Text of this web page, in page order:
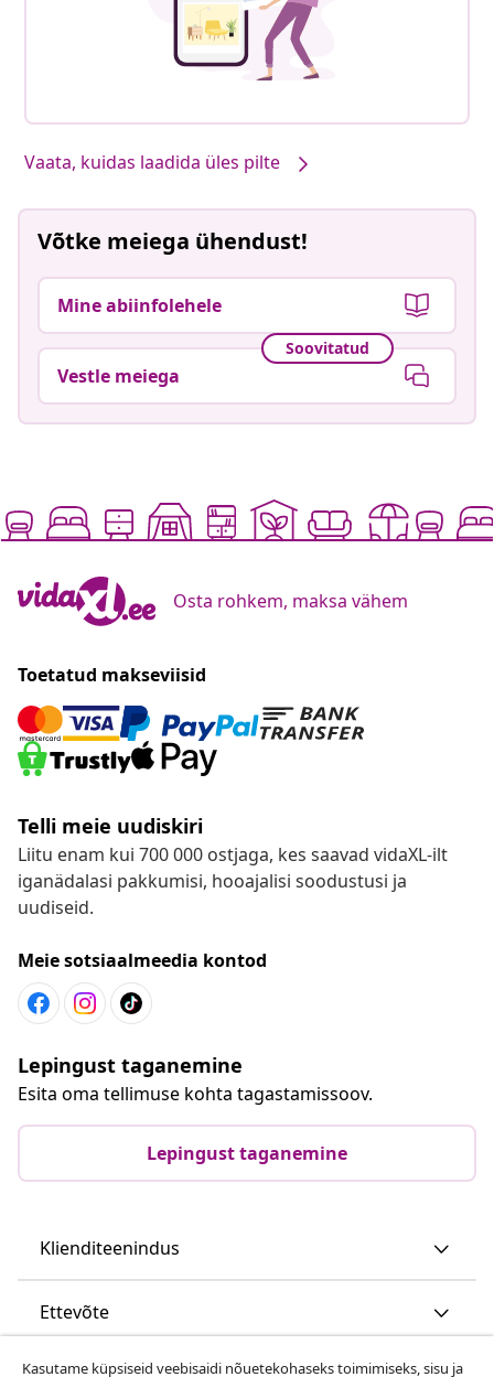
Vaata, kuidas laadida üles pilte
Võtke meiega ühendust!
Mine abiinfolehele
Soovitatud
Vestle meiega
Osta rohkem, maksa vähem
Toetatud makseviisid
Telli meie uudiskiri
Liitu enam kui 700 000 ostjaga, kes saavad vidaXL-ilt
iganädalasi pakkumisi, hooajalisi soodustusi ja
uudiseid.
Meie sotsiaalmeedia kontod
Lepingust taganemine
Esita oma tellimuse kohta tagastamissoov.
Lepingust taganemine
Klienditeenindus
Ettevõte
Kasutame küpsiseid veebisaidi nõuetekohaseks toimimiseks, sisu ja